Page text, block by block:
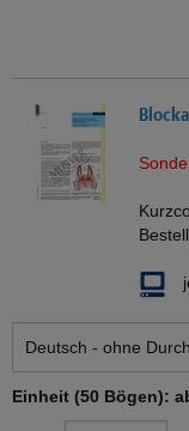
Einheit (50 Bögen):